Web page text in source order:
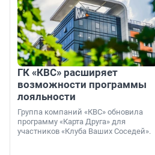
ГК «КВС» расширяет
возможности программы
лояльности
Группа компаний «КВС» обновила
программу «Карта Друга» для
участников «Клуба Ваших Соседей».